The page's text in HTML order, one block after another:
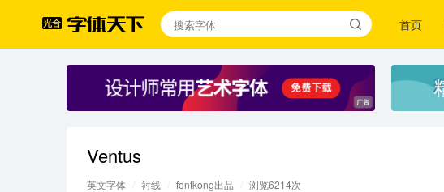
首页
Ventus
英文字体 衬线 fontkong出品 浏览6214次